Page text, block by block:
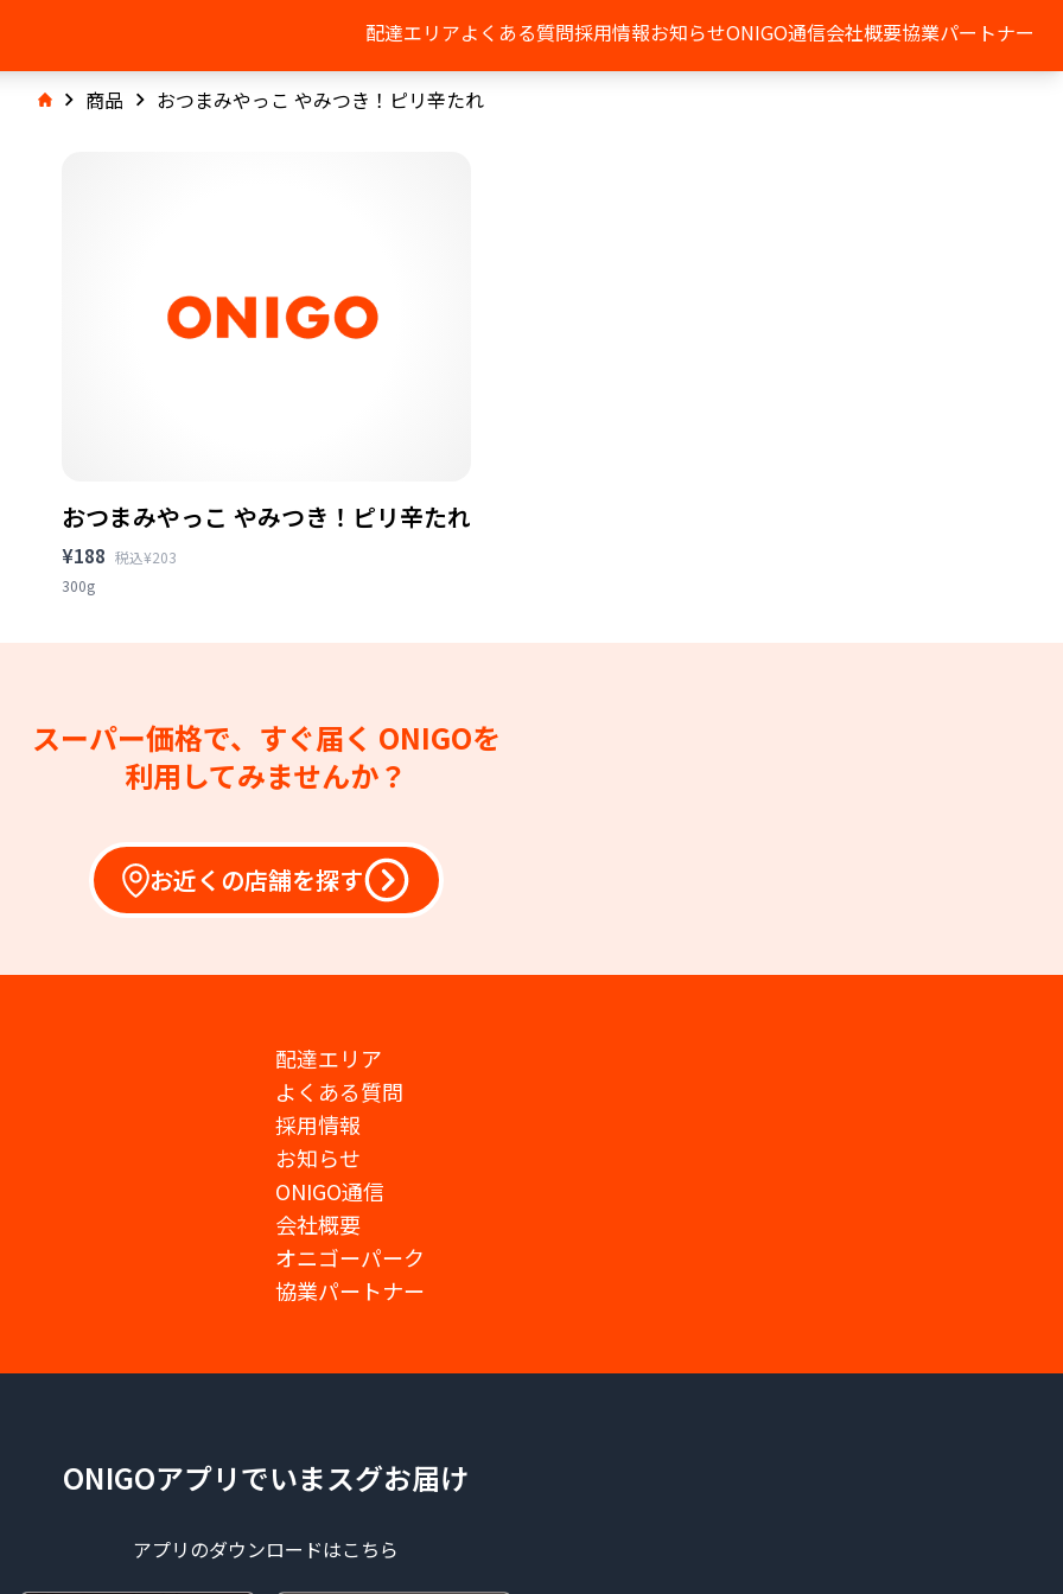
配達エリアよくある質問採用情報お知らせONIGO通信会社概要協業パートナー
商品 おつまみやっこ やみつき！ピリ辛たれ
おつまみやっこ やみつき！ピリ辛たれ
¥188 税込¥203
300g
スーパー価格で、すぐ届く ONIGOを
利用してみませんか？
お近くの店舗を探す
配達エリア
よくある質問
採用情報
お知らせ
ONIGO通信
会社概要
オニゴーパーク
協業パートナー
ONIGOアプリでいまスグお届け
アプリのダウンロードはこちら